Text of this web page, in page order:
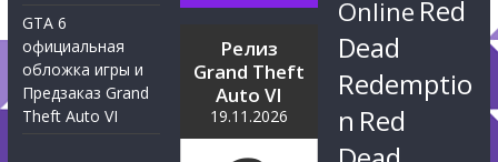
GTA 6
официальная
обложка игры и
Предзаказ Grand
Theft Auto VI
Релиз
Grand Theft
Auto VI
19.11.2026
Online Red
Dead
Redemptio
n Red